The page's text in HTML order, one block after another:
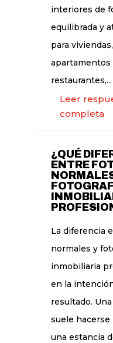
interiores de
equilibrada y
para
restaurantes,...
Leer
completa
¿QUÉ
ENTRE
La diferencia
normales y
inmobiliaria
en la
resultado.
suele hacerse
una estancia